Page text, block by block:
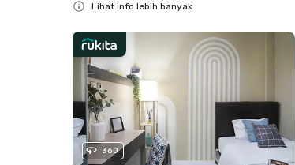
Lihat info lebih banyak
360